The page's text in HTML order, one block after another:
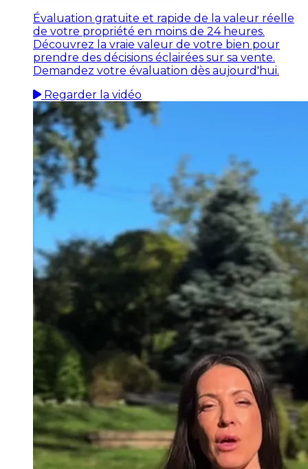
Évaluation gratuite et rapide de la valeur réelle
de votre propriété en moins de 24 heures.
Découvrez la vraie valeur de votre bien pour
prendre des décisions éclairées sur sa vente.
Demandez votre évaluation dès aujourd'hui.
Regarder la vidéo